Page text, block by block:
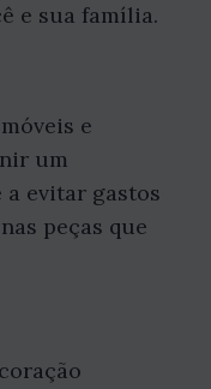
e sua família.
e
um
a evitar gastos
peças que